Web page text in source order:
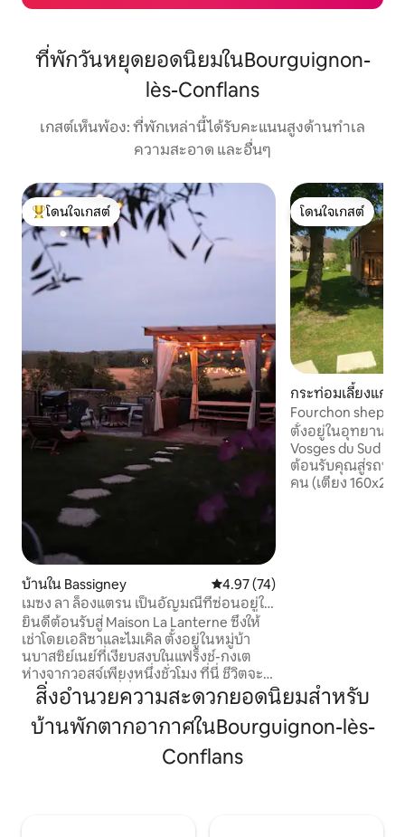
ที่พักวันหยุดยอดนิยมในBourguignon-
lès-Conflans
เกสต์เห็นพ้อง: ที่พักเหล่านี้ได้รับคะแนนสูงด้านทำเล
ความสะอาด และอื่นๆ
โดนใจเกสต์ที่สุด
โดนใจเกสต์
บ้านใน Bassigney คะแนนเฉลี่ย 4.97 จาก 5, 74 รีวิว
4.97 (74)
เมซง ลา ล็องแตรน เป็นอัญมณีที่ซ่อนอยู่ใน
บาซีญี
ยินดีต้อนรับสู่ Maison La Lanterne ซึ่งให้
เช่าโดยเอลิซาและไมเคิล ตั้งอยู่ในหมู่บ้า
นบาสซิย์เนย์ที่เงียบสงบในแฟร็งช์-กงเต
ห่างจากวอสจ์เพียงหนึ่งชั่วโมง ที่นี่ ชีวิตจะ
ช้าลง เป็นสถานที่ที่จะได้กลับมาสัมผัส
ธรรมชาติและเพลิดเพลินกับความสุขง่ายๆ
ในชีวิต ใช้เวลาทั้งวันไปกับการเดินป่า ปั่น
จักรยาน หรือพายเรือแคนูบนแม่น้ำ สำรวจ
เมืองใกล้เคียง และเยี่ยมชมฟาร์มในท้องถิ่น
โดนใจเกสต์
โดนใจเกสต์
กระท่อมเลี้ยงแกะใ
aux
Fourchon
ธรรมดา
ตั้งอยู่ในอุทยานธร
Vosges du Sud
ต้อนรับคุณสู่รถบ้า
คน (เตียง
สิ่งอำนวยความสะดวกยอดนิยมสำหรับ
บ้านพักตากอากาศในBourguignon-lès-
Conflans